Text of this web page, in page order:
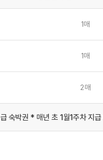
1매
1매
2매
숙박권 * 매년 초 1월1주차 지급